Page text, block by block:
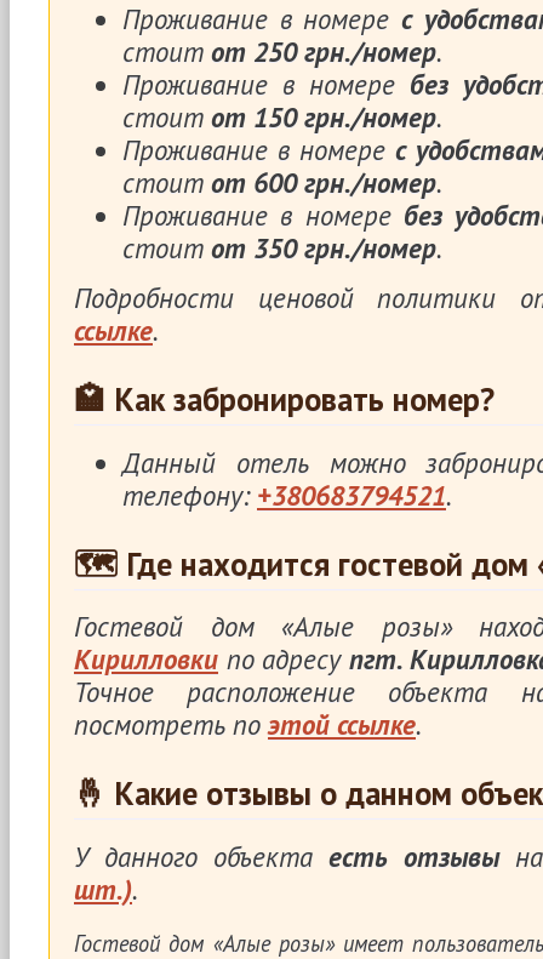
Проживание в номерес
стоит от 250 грн./номер.
Проживание в номере без
стоит от 150 грн./номер.
Проживание в номере с
стоит от 600 грн./номер.
Проживание в номере без
стоит от 350 грн./номер.
Подробности ценовой политики
ссылке.
🏩 Как забронировать номер?
Данный отель можно
телефону: +380683794521.
🗺 Где находится гостевой дом
Гостевой дом «Алые розы»
Кирилловки по адресупгт.
Точное расположение объекта
посмотреть поэтой ссылке.
🤞 Какие отзывы о данном
У данного объекта есть отзывы
шт.).
Гостевой дом «Алые розы»имеет